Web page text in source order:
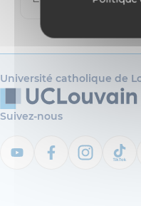
Université catholique de
Suivez-nous